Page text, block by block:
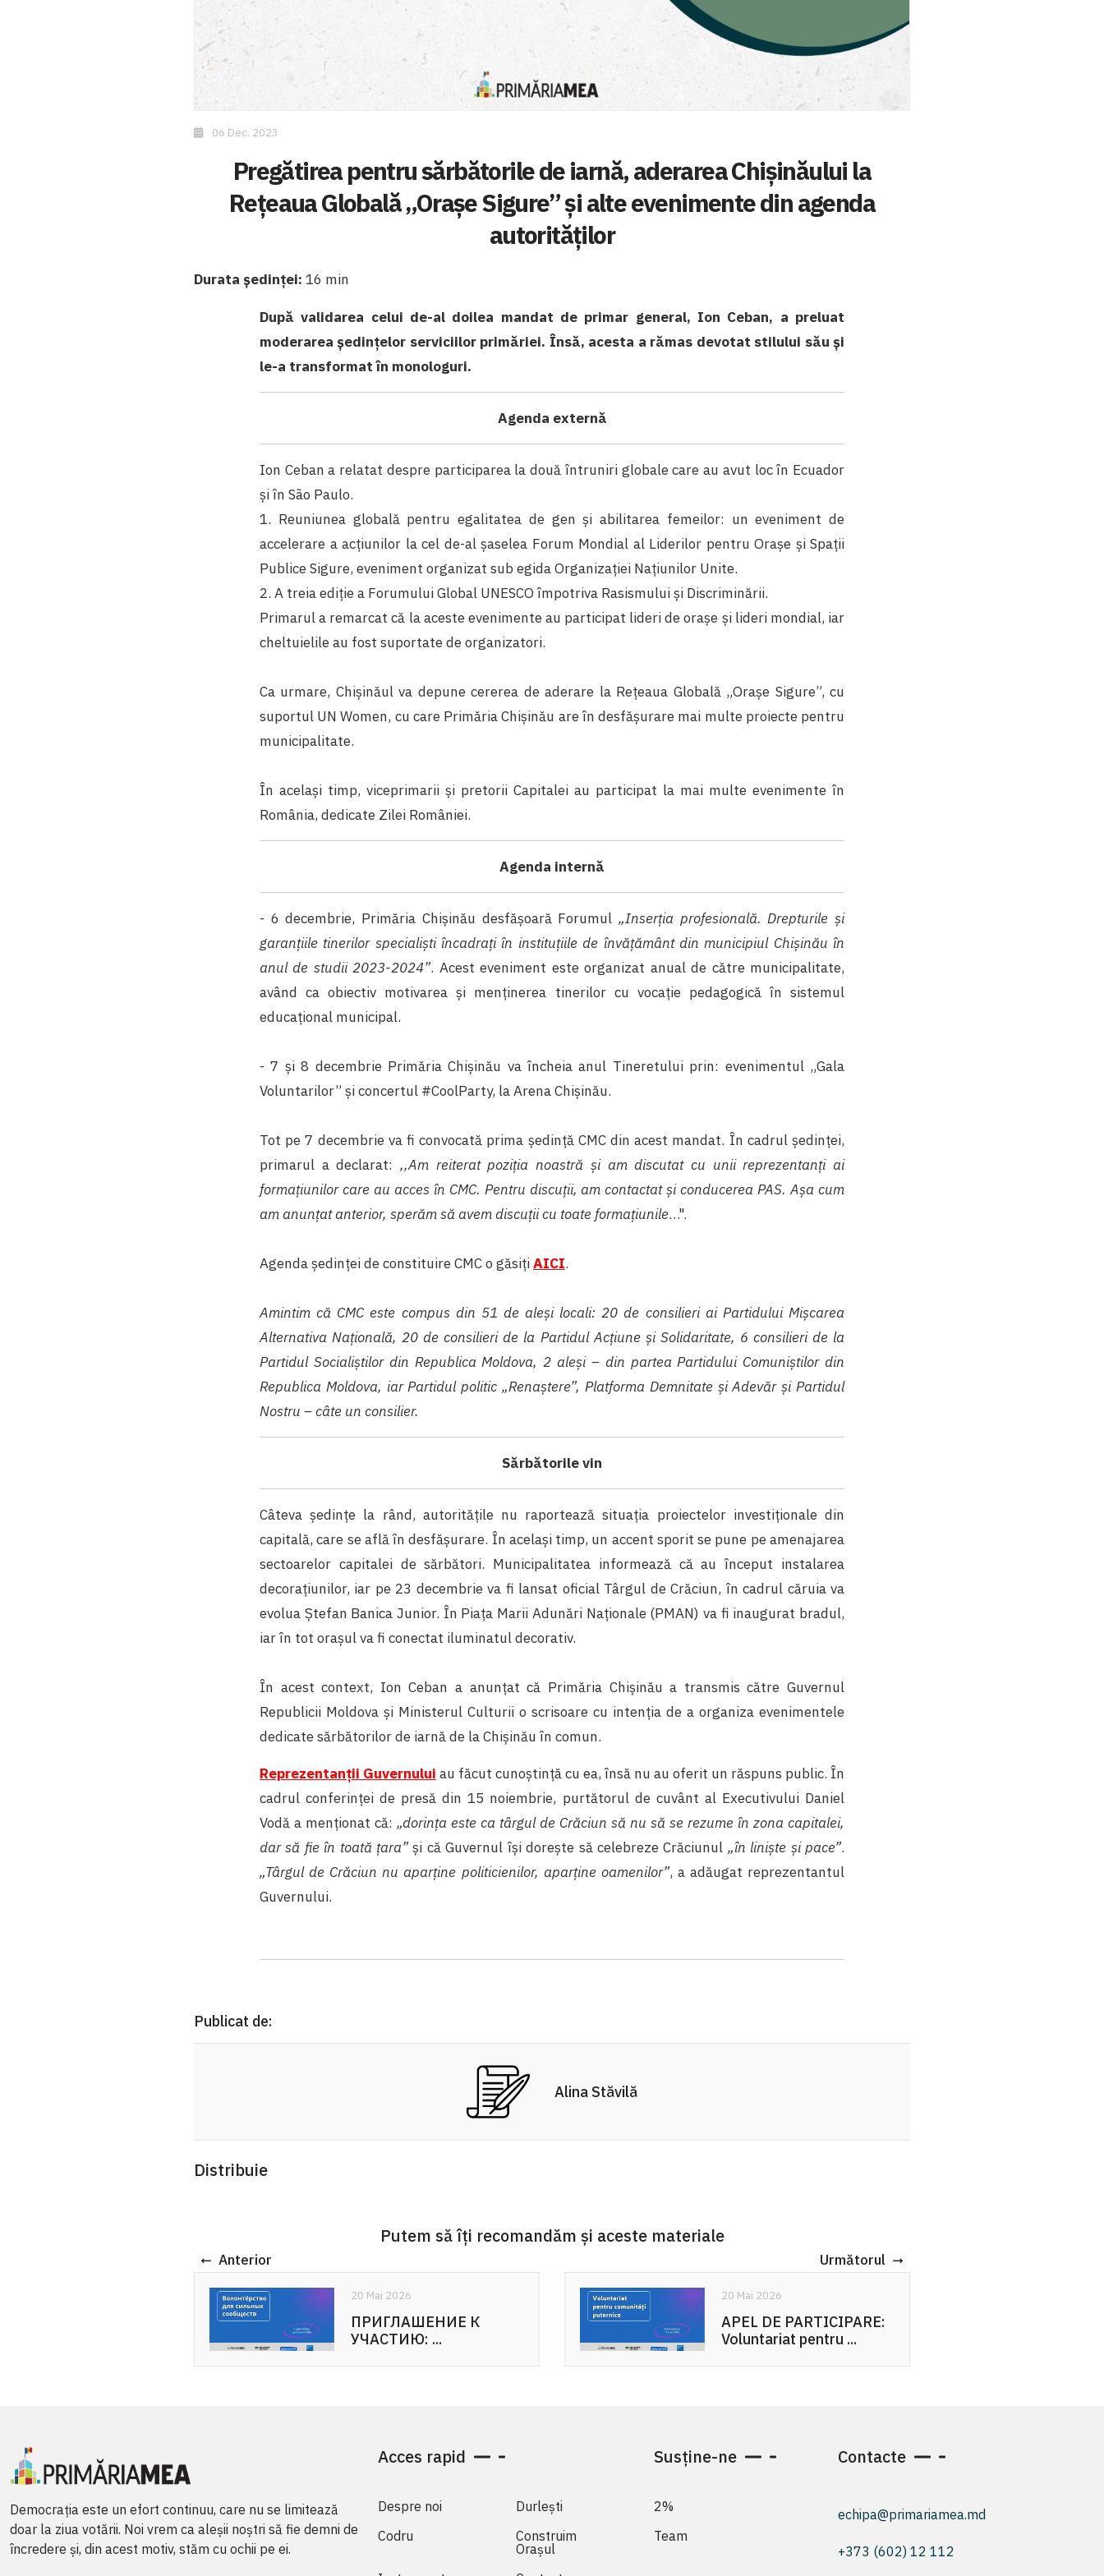
06 Dec. 2023
Pregătirea pentru sărbătorile de iarnă, aderarea Chișinăului la
Rețeaua Globală „Orașe Sigure” și alte evenimente din agenda
autorităților
Durata ședinței: 16 min
După validarea celui de-al doilea mandat de primar general, Ion Ceban, a preluat
moderarea ședințelor serviciilor primăriei. Însă, acesta a rămas devotat stilului său și
le-a transformat în monologuri.
Agenda externă
Ion Ceban a relatat despre participarea la două întruniri globale care au avut loc în Ecuador
și în São Paulo.
1. Reuniunea globală pentru egalitatea de gen și abilitarea femeilor: un eveniment de
accelerare a acțiunilor la cel de-al șaselea Forum Mondial al Liderilor pentru Orașe și Spații
Publice Sigure, eveniment organizat sub egida Organizației Națiunilor Unite.
2. A treia ediție a Forumului Global UNESCO împotriva Rasismului și Discriminării.
Primarul a remarcat că la aceste evenimente au participat lideri de orașe și lideri mondial, iar
cheltuielile au fost suportate de organizatori.
Ca urmare, Chișinăul va depune cererea de aderare la Rețeaua Globală „Orașe Sigure”, cu
suportul UN Women, cu care Primăria Chișinău are în desfășurare mai multe proiecte pentru
municipalitate.
În același timp, viceprimarii şi pretorii Capitalei au participat la mai multe evenimente în
România, dedicate Zilei României.
Agenda internă
- 6 decembrie, Primăria Chişinău desfășoară Forumul „Inserția profesională. Drepturile și
garanțiile tinerilor specialiști încadrați în instituțiile de învățământ din municipiul Chișinău în
anul de studii 2023-2024”. Acest eveniment este organizat anual de către municipalitate,
având ca obiectiv motivarea și menținerea tinerilor cu vocație pedagogică în sistemul
educațional municipal.
- 7 și 8 decembrie Primăria Chişinău va încheia anul Tineretului prin: evenimentul „Gala
Voluntarilor” și concertul #CoolParty, la Arena Chișinău.
Tot pe 7 decembrie va fi convocată prima ședință CMC din acest mandat. În cadrul ședinței,
primarul a declarat:,,Am reiterat poziția noastră și am discutat cu unii reprezentanți ai
formațiunilor care au acces în CMC. Pentru discuții, am contactat și conducerea PAS. Așa cum
am anunțat anterior, sperăm să avem discuții cu toate formațiunile…".
Agenda ședinței de constituire CMC o găsițiAICI.
Amintim că CMC este compus din 51 de aleși locali: 20 de consilieri ai Partidului Mișcarea
Alternativa Națională, 20 de consilieri de la Partidul Acțiune și Solidaritate, 6 consilieri de la
Partidul Socialiştilor din Republica Moldova, 2 aleși – din partea Partidului Comuniștilor din
Republica Moldova, iar Partidul politic „Renaștere”, Platforma Demnitate și Adevăr și Partidul
Nostru – câte un consilier.
Sărbătorile vin
Câteva ședințe la rând, autoritățile nu raportează situația proiectelor investiționale din
capitală, care se află în desfășurare. În același timp, un accent sporit se pune pe amenajarea
sectoarelor capitalei de sărbători. Municipalitatea informează că au început instalarea
decorațiunilor, iar pe 23 decembrie va fi lansat oficial Târgul de Crăciun, în cadrul căruia va
evolua Ștefan Banica Junior. În Piața Marii Adunări Naționale (PMAN) va fi inaugurat bradul,
iar în tot orașul va fi conectat iluminatul decorativ.
În acest context, Ion Ceban a anunțat că Primăria Chișinău a transmis către Guvernul
Republicii Moldova și Ministerul Culturii o scrisoare cu intenția de a organiza evenimentele
dedicate sărbătorilor de iarnă de la Chișinău în comun.
Reprezentanții Guvernului au făcut cunoștință cu ea, însă nu au oferit un răspuns public. În
cadrul conferinței de presă din 15 noiembrie, purtătorul de cuvânt al Executivului Daniel
Vodă a menționat că: „dorința este ca târgul de Crăciun să nu să se rezume în zona capitalei,
dar să fie în toată țara” și că Guvernul își dorește să celebreze Crăciunul „în liniște și pace”.
„Târgul de Crăciun nu aparține politicienilor, aparține oamenilor”, a adăugat reprezentantul
Guvernului.
Publicat de:
Alina Stăvilă
Distribuie
Putem să îți recomandăm și aceste materiale
Anterior Următorul
20 Mai 2026
APEL DE PARTICIPARE:
Voluntariat pentru ...
16 Sept. 2025
De la drujbă la
responsabilitate: ce
putem ...
Democrația este un efort continuu, care nu se limitează
doar la ziua votării. Noi vrem ca aleșii noștri să fie demni de
încredere și, din acest motiv, stăm cu ochii pe ei.
Acces rapid
Despre noi
Durlești
Codru
Construim
Orașul
Susține-ne
2%
Team
Contacte
echipa@primariamea.md
+373 (602) 12 112